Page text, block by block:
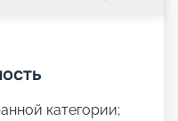
категории;